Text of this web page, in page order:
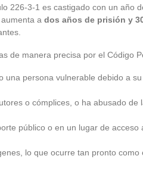
226-3-1 es castigado con un año
a dos años de prisión y
de manera precisa por el Código
una persona vulnerable debido a
o cómplices, o ha abusado de
público o en un lugar de acceso
lo que ocurre tan pronto como